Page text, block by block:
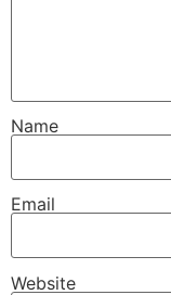
Name
Email
Website